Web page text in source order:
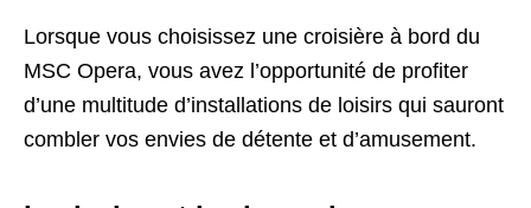
Lorsque vous choisissez une croisière à bord du
MSC Opera, vous avez l’opportunité de profiter
d’une multitude d’installations de loisirs qui sauront
combler vos envies de détente et d’amusement.